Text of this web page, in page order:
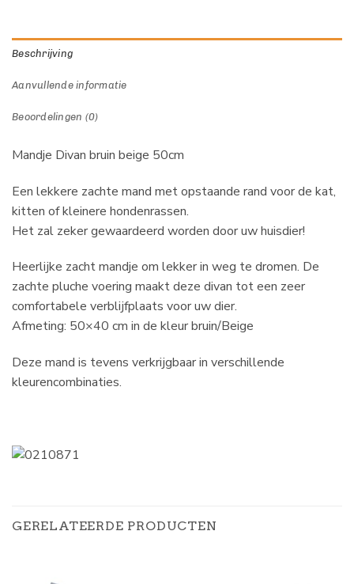
Beschrijving
Aanvullende informatie
Beoordelingen (0)
Mandje Divan bruin beige 50cm
Een lekkere zachte mand met opstaande rand voor de kat,
kitten of kleinere hondenrassen.
Het zal zeker gewaardeerd worden door uw huisdier!
Heerlijke zacht mandje om lekker in weg te dromen. De
zachte pluche voering maakt deze divan tot een zeer
comfortabele verblijfplaats voor uw dier.
Afmeting: 50×40 cm in de kleur bruin/Beige
Deze mand is tevens verkrijgbaar in verschillende
kleurencombinaties.
GERELATEERDE PRODUCTEN